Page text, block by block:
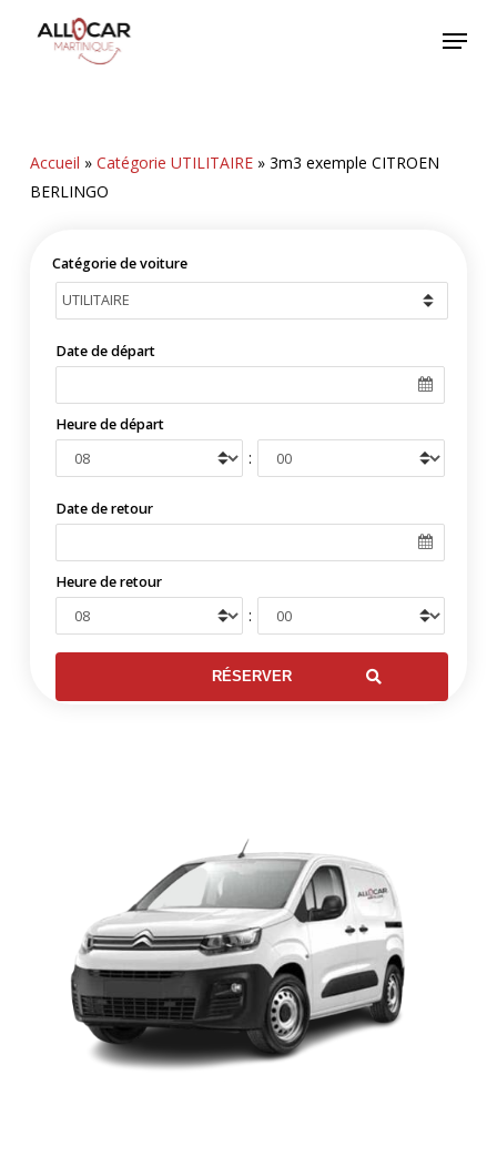
Menu
Accueil » Catégorie UTILITAIRE» 3m3 exemple CITROEN
BERLINGO
Catégorie de voiture
Date de départ
Heure de départ
:
Date de retour
Heure de retour
: